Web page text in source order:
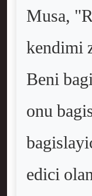
Musa,
kendimi
Beni
onu
edici